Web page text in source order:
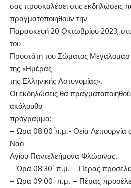
σας προσκαλέσει στις εκδηλώσεις
πραγματοποιηθούν την
Παρασκευή 20 Οκτωβρίου 2023,
του
Προστάτη του Σώματος
της «Ημέρας
της Ελληνικής Αστυνομίας».
Οι εκδηλώσεις θα
ακόλουθο
πρόγραμμα:
– Ώρα 08:00 ́π.μ.- Θεία Λειτουργία
Ναό
Αγίου Παντελεήμονα Φλώρινας.
– Ώρα 08:30 ́ π.μ. – Πέρας
– Ώρα 09:00 ́ π.μ. – Πέρας